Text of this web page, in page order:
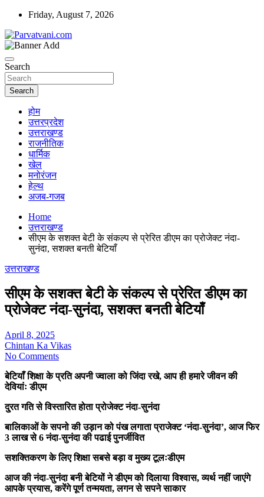
Skip
content
Friday, August 7, 2026
Parvatvani.com
Search
Search
होम
उत्तरप्रदेश
उत्तराखण्ड
राजनीतिक
धार्मिक
खेल
मनोरंजन
हेल्थ
अजब-गजब
Home
उत्तराखण्ड
सीएम के सशक्त बेटी के संकल्प से प्रेरित डीएम का प्रोजेक्ट नंदा-
सुनंदा, सशक्त बनती बेटियाँ
उत्तराखण्ड
सीएम के सशक्त बेटी के संकल्प से प्रेरित डीएम का
प्रोजेक्ट नंदा-सुनंदा, सशक्त बनती बेटियाँ
April 8, 2025
Chintan Ka Vikas
No Comments
बेटियाँ शिक्षा के प्रति अपनी ज्वाला को जिंदा रखे, आप ही हमारे जीवन की
देवियांः डीएम
दु्रत गति से विस्तारित होता प्रोजेक्ट नंदा-सुनंदा
बालिकाओं के सपनो की उड़ान को पंख लगाता प्राजेक्ट ‘नंदा-सुनंदा’, आज फिर
3 लाख से 6 नंदा-सुनंदा की पढाई पुनर्जीवित
सशक्तिकरण के लिए शिक्षा सबसे बड़ा व मुख्य टूलःडीएम
आज की नंदा-सुनंदा बनी बेटियों ने डीएम को दिलाया विश्वास, व्यर्थ नहीं जाएंगे
आपके प्रयास, करेंगे पूर्ण तन्मयता, लगन से सपने साकार